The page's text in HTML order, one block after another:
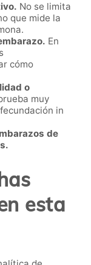
No se limita
que mide la
En
cómo
o
muy
in
de
esta